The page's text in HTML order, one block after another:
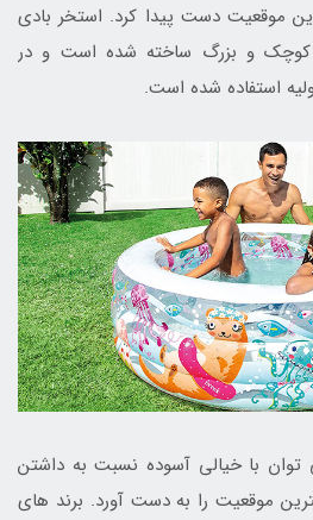
موقعیت دست پیدا کرد. استخر بادی
کوچک و بزرگ ساخته شده است و در
استفاده شده است.
با خیالی آسوده نسبت به داشتن
موقعیت را به دست آورد. برند های